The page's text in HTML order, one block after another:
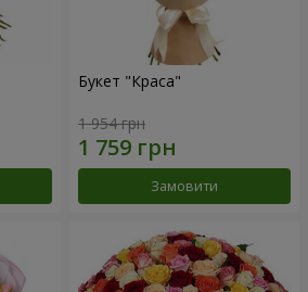
Букет "Краса"
1 954 грн
Замовити